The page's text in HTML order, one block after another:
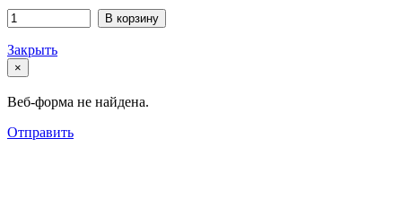
В корзину
Закрыть
×
Веб-форма не найдена.
Отправить